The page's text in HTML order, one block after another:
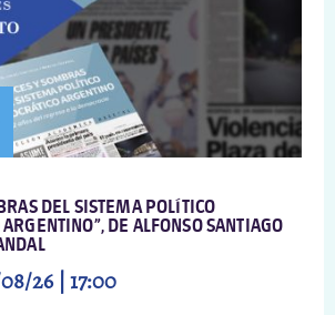
DEL SISTEMA POLÍTICO
DE ALFONSO SANTIAGO
26 | 17:00